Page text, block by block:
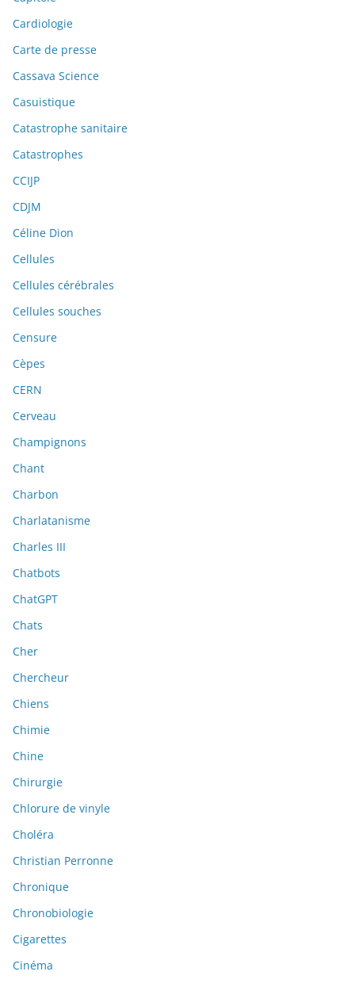
Cardiologie
Carte de presse
Cassava Science
Casuistique
Catastrophe sanitaire
Catastrophes
CCIJP
CDJM
Céline Dion
Cellules
Cellules cérébrales
Cellules souches
Censure
Cèpes
CERN
Cerveau
Champignons
Chant
Charbon
Charlatanisme
Charles III
Chatbots
ChatGPT
Chats
Cher
Chercheur
Chiens
Chimie
Chine
Chirurgie
Chlorure de vinyle
Choléra
Christian Perronne
Chronique
Chronobiologie
Cigarettes
Cinéma